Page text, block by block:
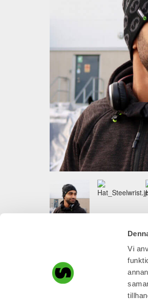
Vi
RELATED PRODUCTS
Steelwrist Lightweight
Men
product
has